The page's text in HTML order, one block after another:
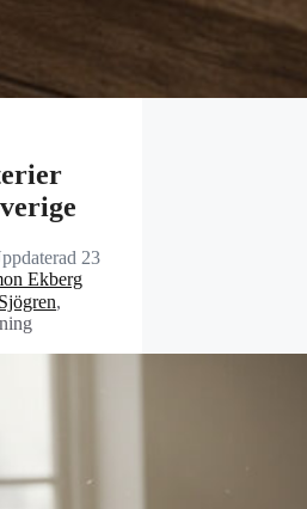
23
Ekberg
,